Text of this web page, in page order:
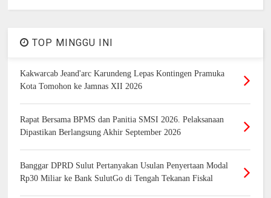
TOP MINGGU INI
Kakwarcab Jeand'arc Karundeng Lepas Kontingen Pramuka
Kota Tomohon ke Jamnas XII 2026
Rapat Bersama BPMS dan Panitia SMSI 2026. Pelaksanaan
Dipastikan Berlangsung Akhir September 2026
Banggar DPRD Sulut Pertanyakan Usulan Penyertaan Modal
Rp30 Miliar ke Bank SulutGo di Tengah Tekanan Fiskal